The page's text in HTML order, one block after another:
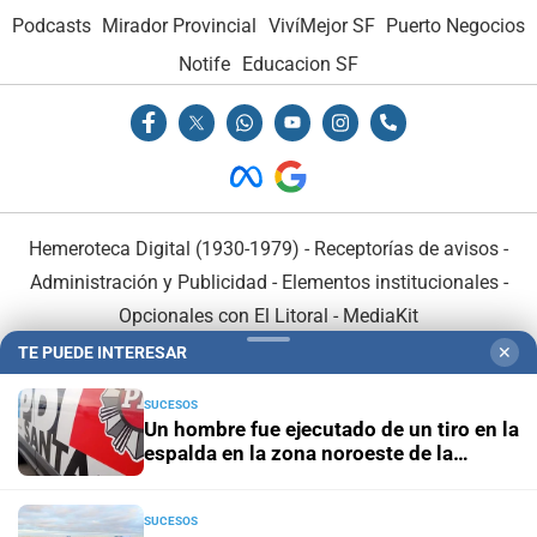
Podcasts Mirador Provincial VivíMejor SF Puerto Negocios
Notife
Educacion SF
Hemeroteca Digital (1930-1979) - Receptorías de avisos -
Administración y Publicidad - Elementos institucionales-
Opcionales con El Litoral - MediaKit
TE PUEDE INTERESAR ✕
SUCESOS
Un hombre fue ejecutado de un tiro en la
espalda en la zona noroeste de la
SUCESOS